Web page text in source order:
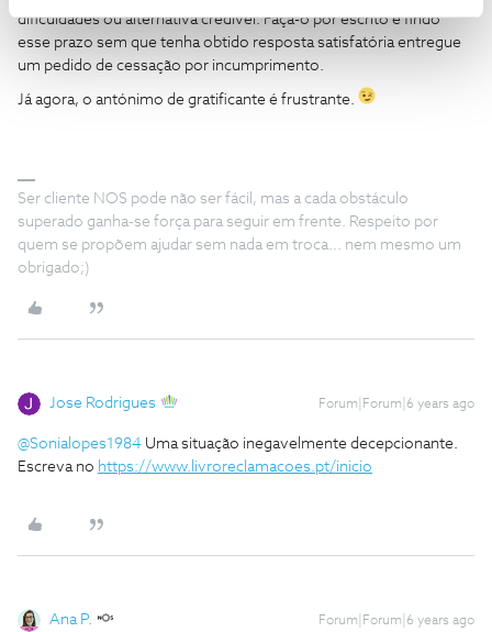
dificuldades ou alternativa credível. Faça-o por escrito e findo
esse prazo sem que tenha obtido resposta satisfatória entregue
um pedido de cessação por incumprimento.
Já agora, o antónimo de gratificante é frustrante.
Ser cliente NOS pode não ser fácil, mas a cada obstáculo
superado ganha-se força para seguir em frente. Respeito por
quem se propõem ajudar sem nada em troca... nem mesmo um
obrigado;)
Jose Rodrigues Forum|Forum|6 years ago
@Sonialopes1984 Uma situação inegavelmente decepcionante.
Escreva no https://www.livroreclamacoes.pt/inicio
Ana P. Forum|Forum|6 years ago